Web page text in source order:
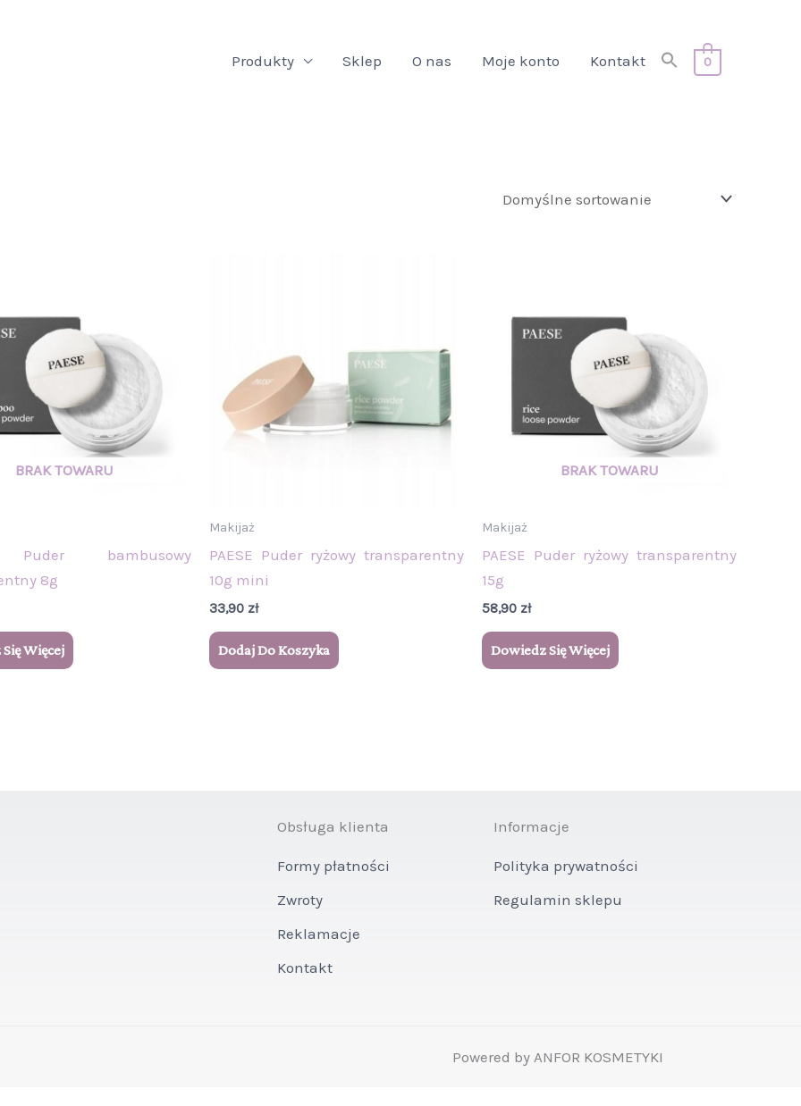
Produkty Sklep O nas Moje konto Kontakt
Search
Search Button
0
Puder bambusowy
8g
Więcej
Makijaż
PAESE Puder ryżowy transparentny
10g mini
33,90 zł
Dodaj Do Koszyka
Makijaż
PAESE Puder ryżowy transparentny
15g
58,90 zł
Dowiedz Się Więcej
Obsługa klienta
Formy płatności
Zwroty
Reklamacje
Kontakt
Informacje
Polityka prywatności
Regulamin sklepu
Powered by ANFOR KOSMETYKI